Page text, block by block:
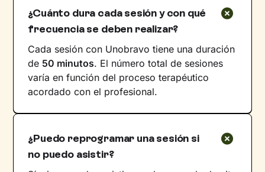
¿Cuánto dura cada sesión y con qué
frecuencia se deben realizar?
Cada sesión con Unobravo tiene una duración
de 50 minutos. El número total de sesiones
varía en función del proceso terapéutico
acordado con el profesional.
¿Puedo reprogramar una sesión si
no puedo asistir?